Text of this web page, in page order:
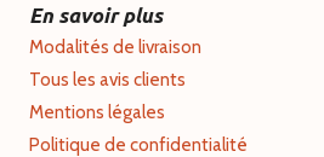
En savoir plus
Modalités de livraison
Tous les avis clients
Mentions légales
Politique de confidentialité